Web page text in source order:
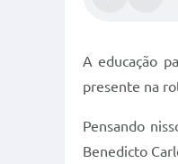
A educação
presente na
Pensando
Benedicto